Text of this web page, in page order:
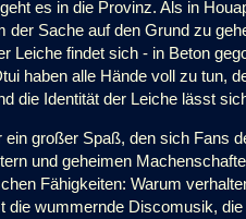
es in die Provinz. Als in
der Sache auf den Grund zu
Leiche findet sich - in Beton
haben alle Hände voll zu tun,
die Identität der Leiche lässt
großer Spaß, den sich Fans
und geheimen
Fähigkeiten: Warum
die wummernde Discomusik,